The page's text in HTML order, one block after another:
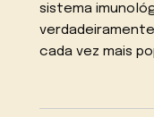
sistema
cada vez mais